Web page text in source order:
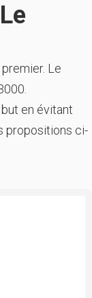
Le
en évitant
propositions ci-